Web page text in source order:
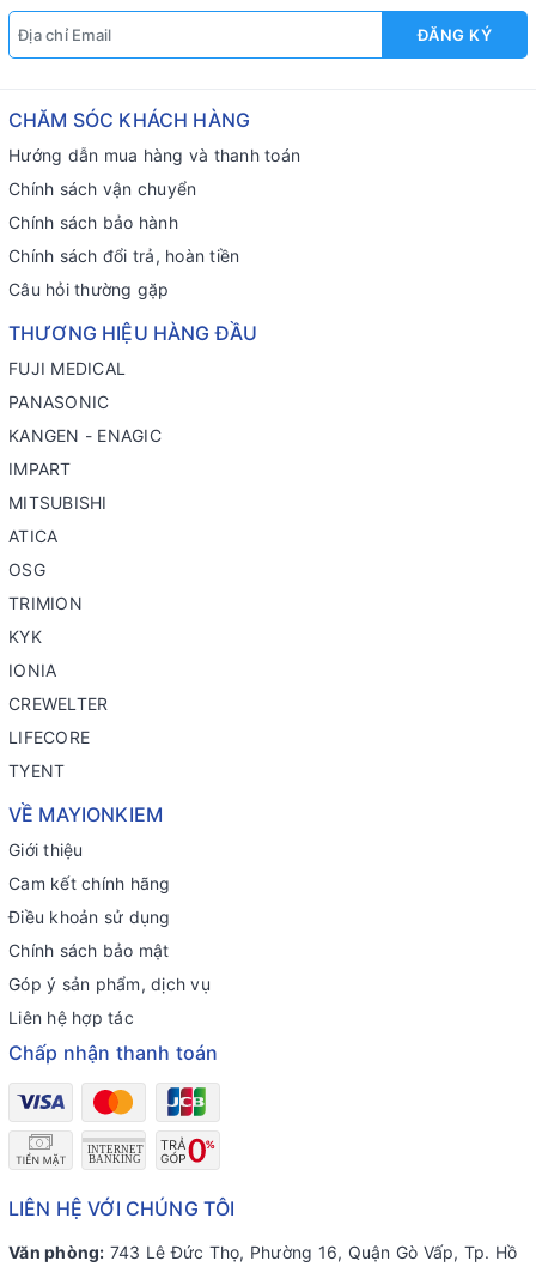
ĐĂNG KÝ
CHĂM SÓC KHÁCH HÀNG
Hướng dẫn mua hàng và thanh toán
Chính sách vận chuyển
Chính sách bảo hành
Chính sách đổi trả, hoàn tiền
Câu hỏi thường gặp
THƯƠNG HIỆU HÀNG ĐẦU
FUJI MEDICAL
PANASONIC
KANGEN - ENAGIC
IMPART
MITSUBISHI
ATICA
OSG
TRIMION
KYK
IONIA
CREWELTER
LIFECORE
TYENT
VỀ MAYIONKIEM
Giới thiệu
Cam kết chính hãng
Điều khoản sử dụng
Chính sách bảo mật
Góp ý sản phẩm, dịch vụ
Liên hệ hợp tác
Chấp nhận thanh toán
LIÊN HỆ VỚI CHÚNG TÔI
Văn phòng: 743 Lê Đức Thọ, Phường 16, Quận Gò Vấp, Tp. Hồ